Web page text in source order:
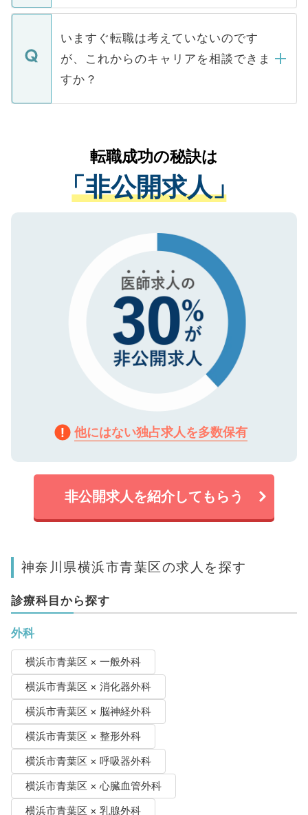
関を公にしてしまうと、応募が殺到する場
に、医療機関が求める条件に合った人材の
みを人材紹介会社に依頼するケースが増え
ています。
定を承諾する必要はありません。内定先へ
の辞退の連絡はキャリアパートナーが行い
ますので、ご安心ください。
個人情報が漏えいすることはありませんの
で、ご安心ください。当サイトからの登録
などで収集したご登録者様の個人情報は、
ご本人のキャリアアップおよび転職活動の
支援を目的に使用いたします。お預かりし
ているすべての個人データはご本人の許可
は、個人情報の取り扱いについての厳密な
管理基準を満たした事業者のみに付与され
る、プライバシーマークを取得済みです。
ご登録いただいた個人情報は、SSL（デー
で、機密保持に関してもご安心ください。
いますぐ転職は考えていないのです
が、これからのキャリアを相談できま
すか？
かがいして、現在の医療機関の状況や紹介
経験をまじえながら、適切なアドバイスを
させていただきます。すぐにご転職をされ
ない方には、長期的なサポートが可能です
ので、まずはご登録ください。
転職成功の秘訣は
「非公開求人」
他にはない独占求人を多数保有
非公開求人を紹介してもらう
神奈川県横浜市青葉区の求人を探す
診療科目から探す
外科
横浜市青葉区 × 一般外科
横浜市青葉区 × 消化器外科
横浜市青葉区 × 脳神経外科
横浜市青葉区 × 整形外科
横浜市青葉区 × 呼吸器外科
横浜市青葉区 × 心臓血管外科
横浜市青葉区 × 乳腺外科